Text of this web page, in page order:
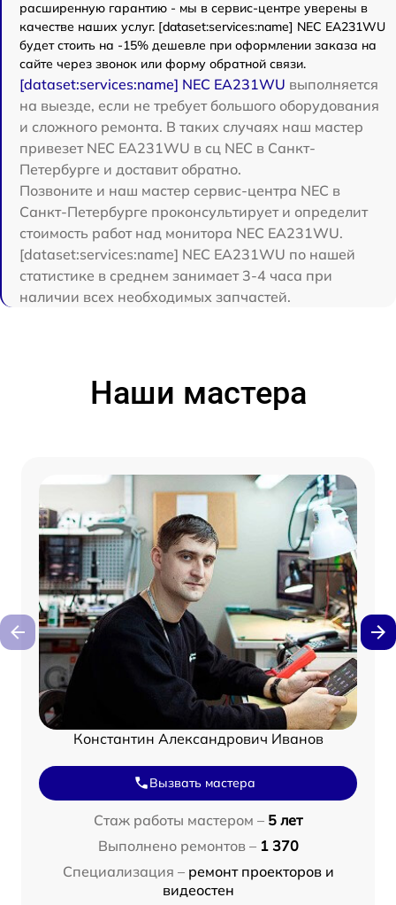
расширенную гарантию - мы в сервис-центре уверены в
качестве наших услуг. [dataset:services:name] NEC EA231WU
будет стоить на -15% дешевле при оформлении заказа на
сайте через звонок или форму обратной связи.
[dataset:services:name] NEC EA231WU выполняется
на выезде, если не требует большого оборудования
и сложного ремонта. В таких случаях наш мастер
привезет NEC EA231WU в сц NEC в Санкт-
Петербурге и доставит обратно.
Позвоните и наш мастер сервис-центра NEC в
Санкт-Петербурге проконсультирует и определит
стоимость работ над монитора NEC EA231WU.
[dataset:services:name] NEC EA231WU по нашей
статистике в среднем занимает 3-4 часа при
наличии всех необходимых запчастей.
Наши мастера
Константин Александрович Иванов
Вызвать мастера
Стаж работы мастером – 5 лет
Выполнено ремонтов – 1 370
Специализация – ремонт проекторов и
видеостен